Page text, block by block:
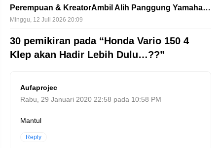
Perempuan & KreatorAmbil Alih Panggung Yamaha…
Minggu, 12 Juli 2026 20:09
30 pemikiran pada “Honda Vario 150 4
Klep akan Hadir Lebih Dulu…??”
Aufaprojec
Rabu, 29 Januari 2020 22:58 pada 10:58 PM
Mantul
Reply